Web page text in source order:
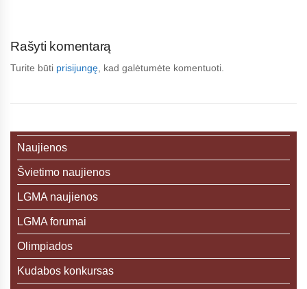
Rašyti komentarą
Turite būti prisijungę , kad galėtumėte komentuoti.
Naujienos
Švietimo naujienos
LGMA naujienos
LGMA forumai
Olimpiados
Kudabos konkursas